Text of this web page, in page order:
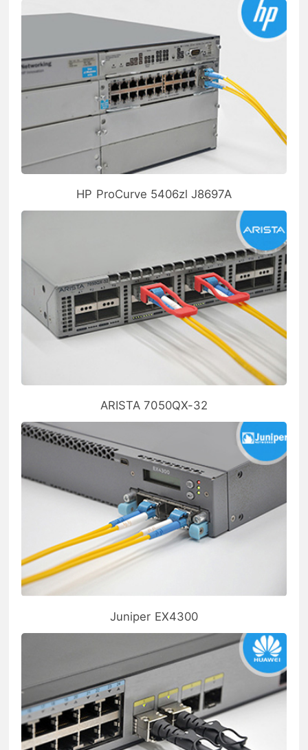
HP ProCurve 5406zl J8697A
ARISTA 7050QX-32
Juniper EX4300